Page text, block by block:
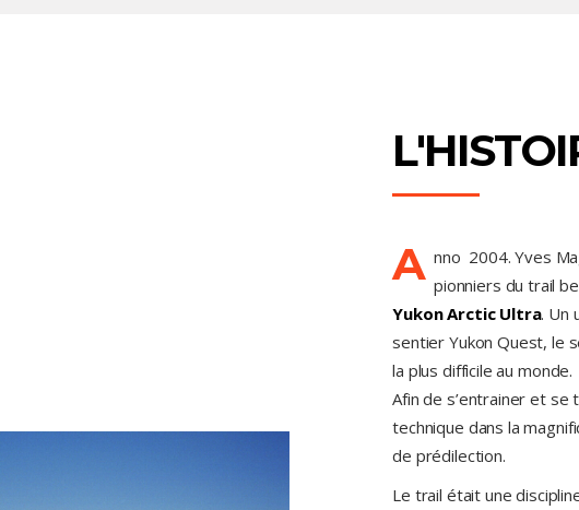
A nno 2004. Yves
pionniers du trail
Yukon Arctic Ultra. Un
sentier Yukon Quest, le
la plus difficile au monde.
Afin de s’entrainer et
technique dans la
de prédilection.
Le trail était une